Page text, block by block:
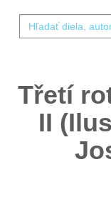
Třetí
II